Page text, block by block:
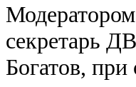
секретарь
Богатов, при